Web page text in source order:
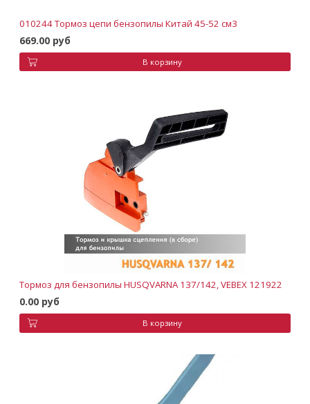
010244 Тормоз цепи бензопилы Китай 45-52 см3
669.00 руб
В корзину
Тормоз для бензопилы HUSQVARNA 137/142, VEBEX 121922
0.00 руб
В корзину